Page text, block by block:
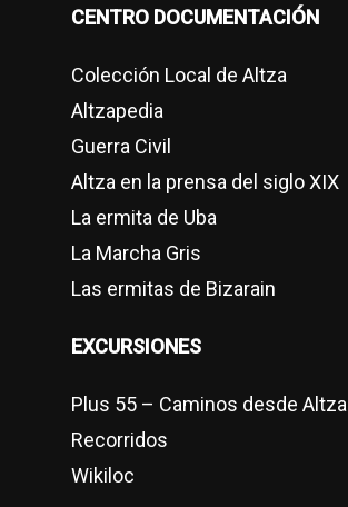
CENTRO DOCUMENTACIÓN
Colección Local de Altza
Altzapedia
Guerra Civil
Altza en la prensa del siglo XIX
La ermita de Uba
La Marcha Gris
Las ermitas de Bizarain
EXCURSIONES
Plus 55 – Caminos desde Altza
Recorridos
Wikiloc